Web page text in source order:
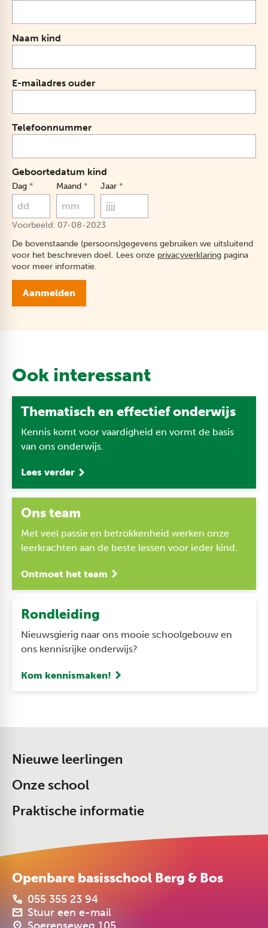
Naam kind
E-mailadres ouder
Telefoonnummer
Geboortedatum kind
Dag * Maand * Jaar *
Voorbeeld: 07-08-2023
De bovenstaande (persoons)gegevens gebruiken we uitsluitend
voor het beschreven doel. Lees onze privacyverklaring pagina
voor meer informatie.
Aanmelden
Ook interessant
Thematisch en effectief onderwijs
Kennis komt voor vaardigheid en vormt de basis
van ons onderwijs.
Lees verder
Ons team
Met veel passie en betrokkenheid werken onze
leerkrachten aan de beste lessen voor ieder kind.
Ontmoet het team
Rondleiding
Nieuwsgierig naar ons mooie schoolgebouw en
ons kennisrijke onderwijs?
Kom kennismaken!
Nieuwe leerlingen
Onze school
Praktische informatie
Openbare basisschool Berg & Bos
055 355 23 94
Stuur een e-mail